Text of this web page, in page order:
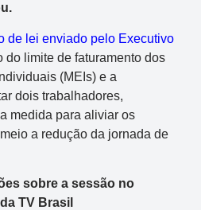
de lei enviado pelo Executivo
do limite de faturamento dos
(MEIs) e a
dois trabalhadores,
medida para aliviar os
a redução da jornada de
sobre a sessão no
TV Brasil